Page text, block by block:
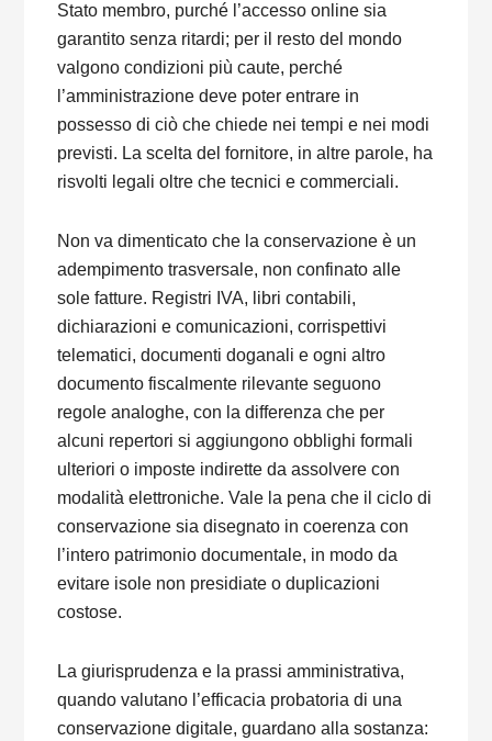
Stato membro, purché l’accesso online sia
garantito senza ritardi; per il resto del mondo
valgono condizioni più caute, perché
l’amministrazione deve poter entrare in
possesso di ciò che chiede nei tempi e nei modi
previsti. La scelta del fornitore, in altre parole, ha
risvolti legali oltre che tecnici e commerciali.
Non va dimenticato che la conservazione è un
adempimento trasversale, non confinato alle
sole fatture. Registri IVA, libri contabili,
dichiarazioni e comunicazioni, corrispettivi
telematici, documenti doganali e ogni altro
documento fiscalmente rilevante seguono
regole analoghe, con la differenza che per
alcuni repertori si aggiungono obblighi formali
ulteriori o imposte indirette da assolvere con
modalità elettroniche. Vale la pena che il ciclo di
conservazione sia disegnato in coerenza con
l’intero patrimonio documentale, in modo da
evitare isole non presidiate o duplicazioni
costose.
La giurisprudenza e la prassi amministrativa,
quando valutano l’efficacia probatoria di una
conservazione digitale, guardano alla sostanza: